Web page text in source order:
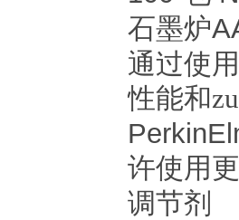
石墨炉
通过使
性能和
许使用
调节剂